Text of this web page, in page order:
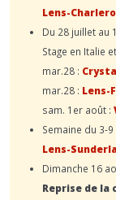
Lens-
Du 28 juillet au
Stage en Italie et
mar.28 :
mar.28 : Lens-
sam. 1er août :
Semaine du 3-9
Lens-
Dimanche 16
Reprise de